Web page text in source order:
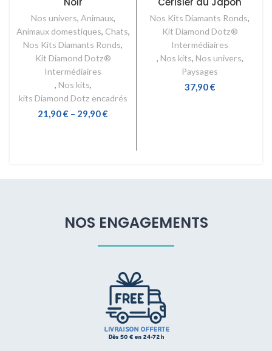
Nos univers, Animaux,
Animaux domestiques, Chats,
Nos Kits Diamants Ronds,
Kit Diamond Dotz®
Intermédiaires
, Nos kits,
kits Diamond Dotz encadrés
21,90€ – 29,90€
Nos Kits Diamants Ronds,
Kit Diamond Dotz®
Intermédiaires
, Nos kits, Nos univers,
Paysages
37,90€
NOS ENGAGEMENTS